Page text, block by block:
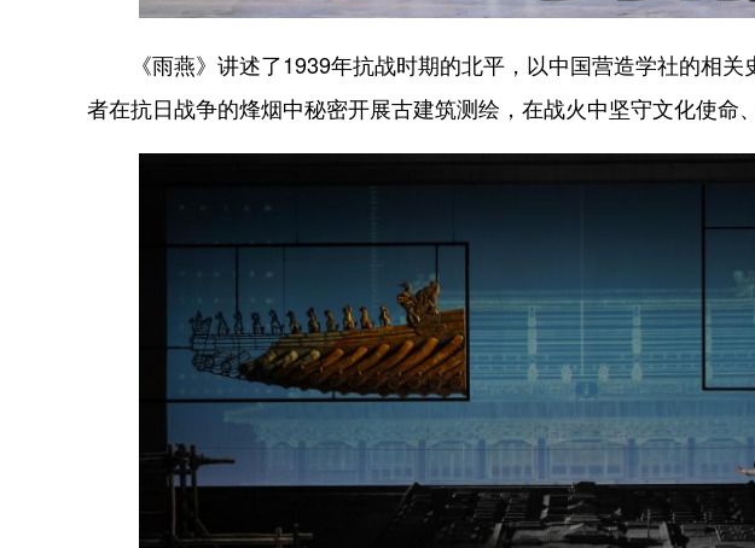
《雨燕》讲述了1939年抗战时期的北平，以中国营造学社的相关
者在抗日战争的烽烟中秘密开展古建筑测绘，在战火中坚守文化使命